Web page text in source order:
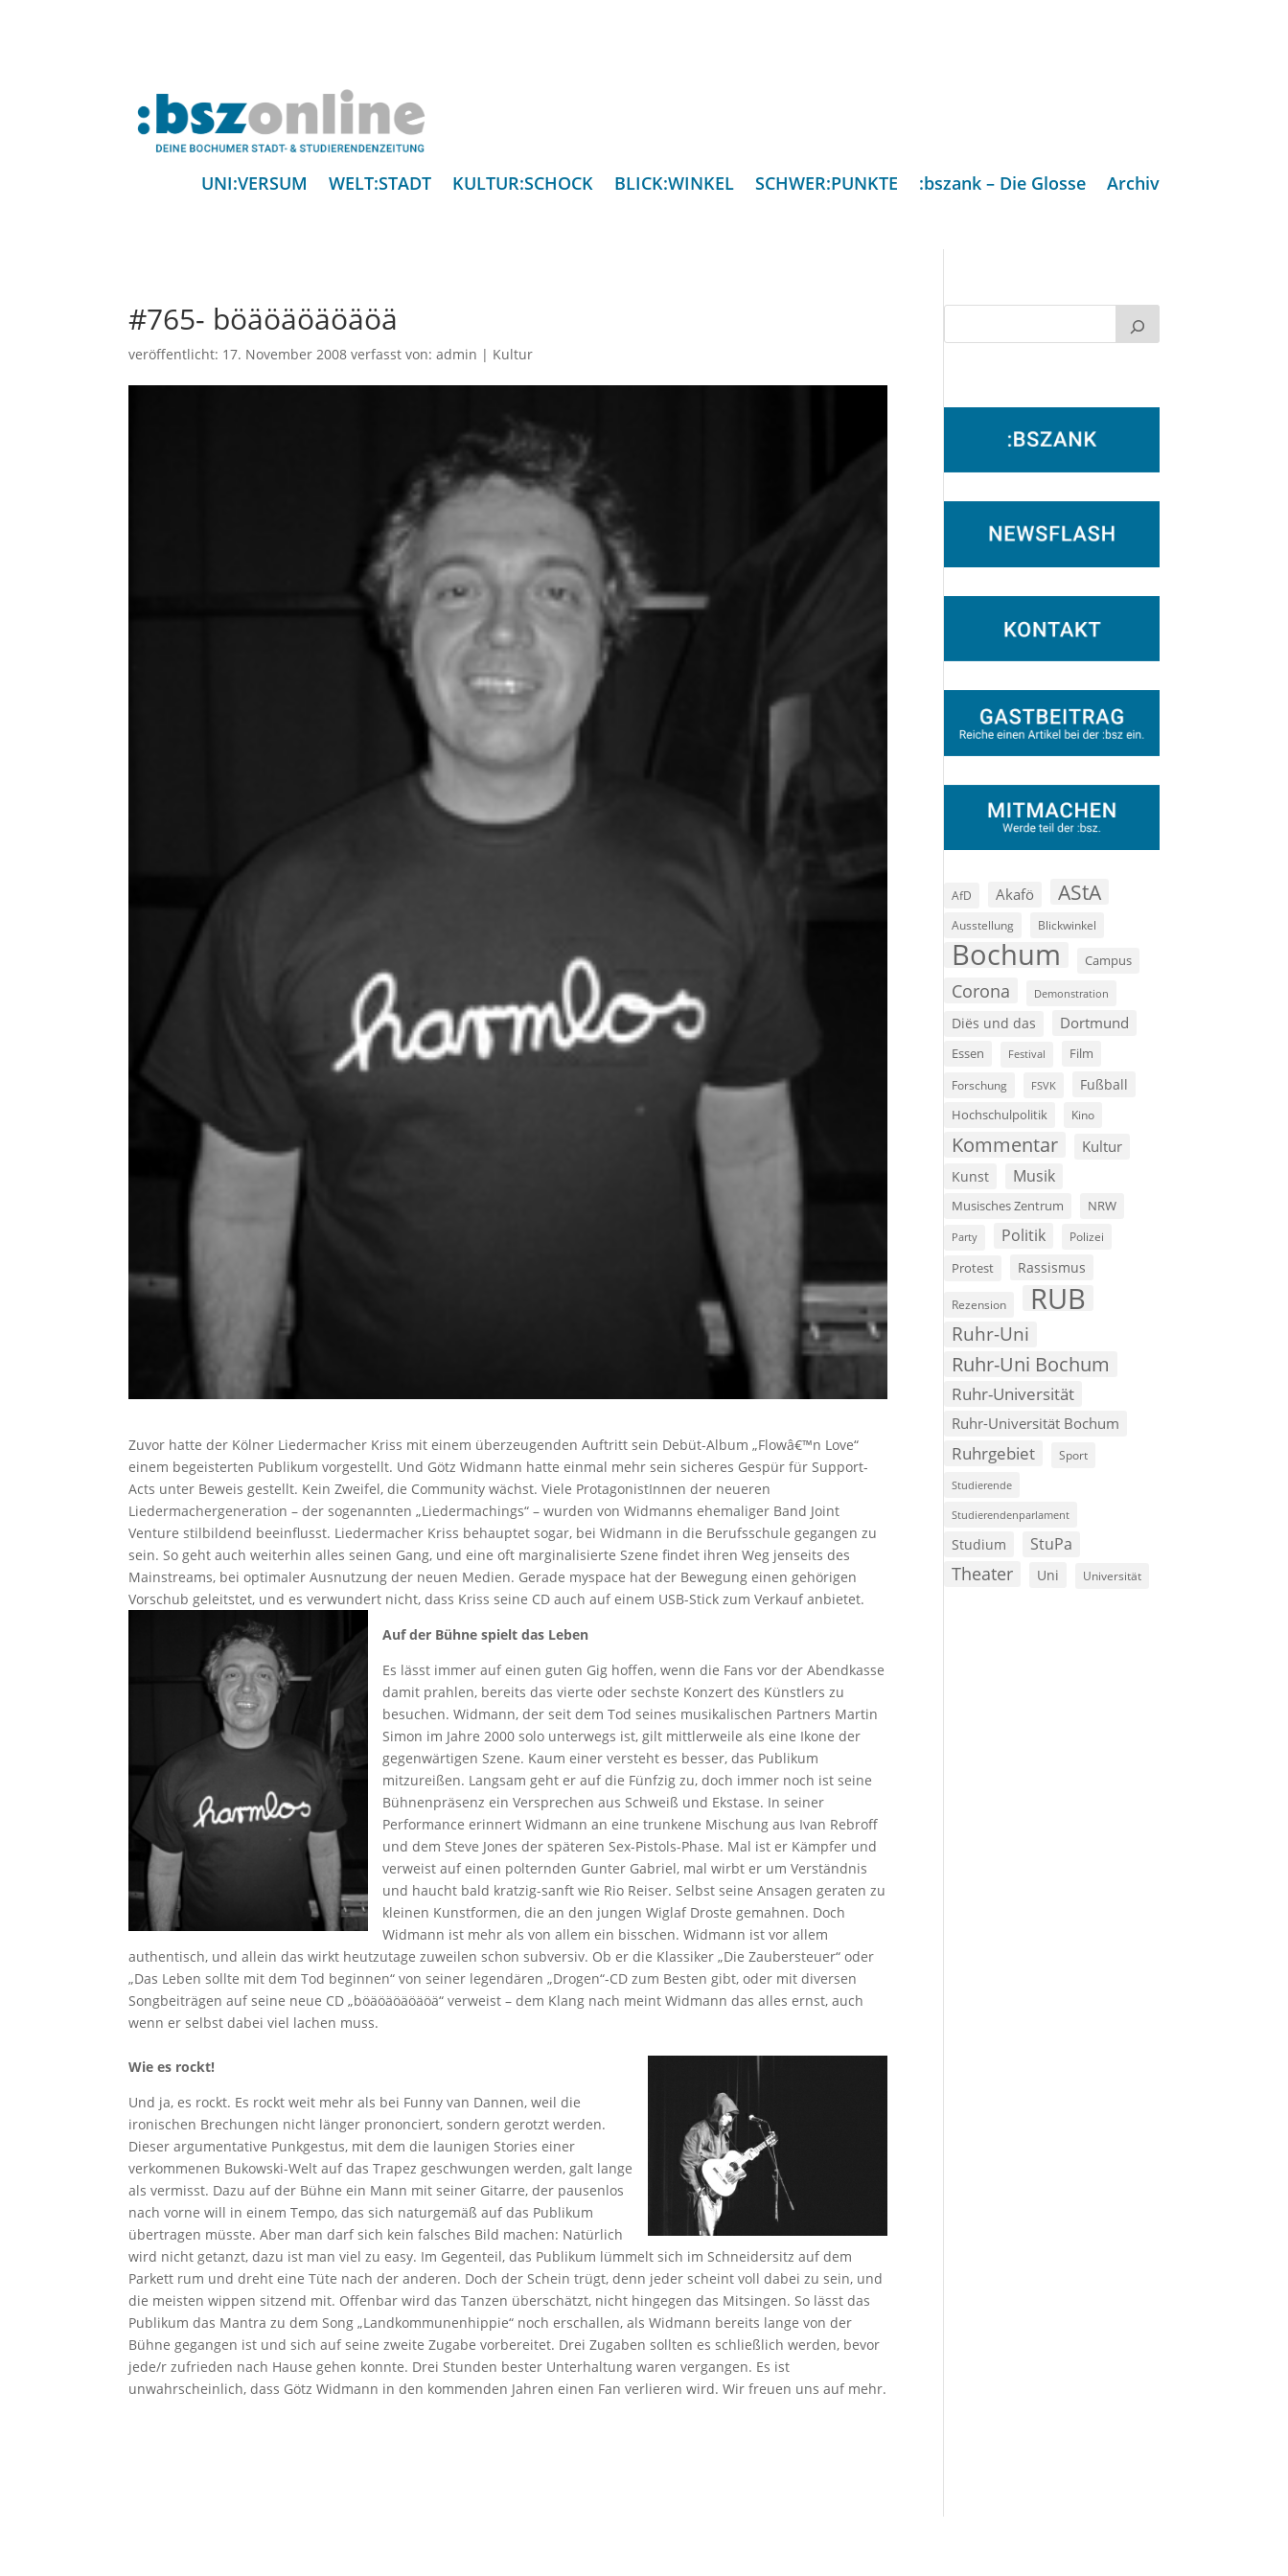
UNI:VERSUM WELT:STADT KULTUR:SCHOCK BLICK:WINKEL SCHWER:PUNKTE :bszank – Die Glosse Archiv
#765- böäöäöäöäöä
veröffentlicht: 17. November 2008 verfasst von:admin | Kultur
Zuvor hatte der Kölner Liedermacher Kriss mit einem überzeugenden Auftritt sein Debüt-Album „Flowâ€™n Love“
einem begeisterten Publikum vorgestellt. Und Götz Widmann hatte einmal mehr sein sicheres Gespür für Support-
Acts unter Beweis gestellt. Kein Zweifel, die Community wächst. Viele ProtagonistInnen der neueren
Liedermachergeneration – der sogenannten „Liedermachings“ – wurden von Widmanns ehemaliger Band Joint
Venture stilbildend beeinflusst. Liedermacher Kriss behauptet sogar, bei Widmann in die Berufsschule gegangen zu
sein. So geht auch weiterhin alles seinen Gang, und eine oft marginalisierte Szene findet ihren Weg jenseits des
Mainstreams, bei optimaler Ausnutzung der neuen Medien. Gerade myspace hat der Bewegung einen gehörigen
Vorschub geleitstet, und es verwundert nicht, dass Kriss seine CD auch auf einem USB-Stick zum Verkauf anbietet.
Auf der Bühne spielt das Leben
Es lässt immer auf einen guten Gig hoffen, wenn die Fans vor der Abendkasse
damit prahlen, bereits das vierte oder sechste Konzert des Künstlers zu
besuchen. Widmann, der seit dem Tod seines musikalischen Partners Martin
Simon im Jahre 2000 solo unterwegs ist, gilt mittlerweile als eine Ikone der
gegenwärtigen Szene. Kaum einer versteht es besser, das Publikum
mitzureißen. Langsam geht er auf die Fünfzig zu, doch immer noch ist seine
Bühnenpräsenz ein Versprechen aus Schweiß und Ekstase. In seiner
Performance erinnert Widmann an eine trunkene Mischung aus Ivan Rebroff
und dem Steve Jones der späteren Sex-Pistols-Phase. Mal ist er Kämpfer und
verweist auf einen polternden Gunter Gabriel, mal wirbt er um Verständnis
und haucht bald kratzig-sanft wie Rio Reiser. Selbst seine Ansagen geraten zu
kleinen Kunstformen, die an den jungen Wiglaf Droste gemahnen. Doch
Widmann ist mehr als von allem ein bisschen. Widmann ist vor allem
authentisch, und allein das wirkt heutzutage zuweilen schon subversiv. Ob er die Klassiker „Die Zaubersteuer“ oder
„Das Leben sollte mit dem Tod beginnen“ von seiner legendären „Drogen“-CD zum Besten gibt, oder mit diversen
Songbeiträgen auf seine neue CD „böäöäöäöäöä“ verweist – dem Klang nach meint Widmann das alles ernst, auch
wenn er selbst dabei viel lachen muss.
Wie es rockt!
Und ja, es rockt. Es rockt weit mehr als bei Funny van Dannen, weil die
ironischen Brechungen nicht länger prononciert, sondern gerotzt werden.
Dieser argumentative Punkgestus, mit dem die launigen Stories einer
verkommenen Bukowski-Welt auf das Trapez geschwungen werden, galt lange
als vermisst. Dazu auf der Bühne ein Mann mit seiner Gitarre, der pausenlos
nach vorne will in einem Tempo, das sich naturgemäß auf das Publikum
übertragen müsste. Aber man darf sich kein falsches Bild machen: Natürlich
wird nicht getanzt, dazu ist man viel zu easy. Im Gegenteil, das Publikum lümmelt sich im Schneidersitz auf dem
Parkett rum und dreht eine Tüte nach der anderen. Doch der Schein trügt, denn jeder scheint voll dabei zu sein, und
die meisten wippen sitzend mit. Offenbar wird das Tanzen überschätzt, nicht hingegen das Mitsingen. So lässt das
Publikum das Mantra zu dem Song „Landkommunenhippie“ noch erschallen, als Widmann bereits lange von der
Bühne gegangen ist und sich auf seine zweite Zugabe vorbereitet. Drei Zugaben sollten es schließlich werden, bevor
jede/r zufrieden nach Hause gehen konnte. Drei Stunden bester Unterhaltung waren vergangen. Es ist
unwahrscheinlich, dass Götz Widmann in den kommenden Jahren einen Fan verlieren wird. Wir freuen uns auf mehr.
AfD Akafö AStA
Ausstellung Blickwinkel
Bochum Campus
Corona Demonstration
Diës und das Dortmund
Essen Festival Film
Forschung FSVK Fußball
Hochschulpolitik Kino
Kommentar Kultur
Kunst Musik
Musisches Zentrum NRW
Party Politik Polizei
Protest Rassismus
Rezension RUB
Ruhr-Uni
Ruhr-Uni Bochum
Ruhr-Universität
Ruhr-Universität Bochum
Ruhrgebiet Sport
Studierende
Studierendenparlament
Studium StuPa
Theater Uni Universität